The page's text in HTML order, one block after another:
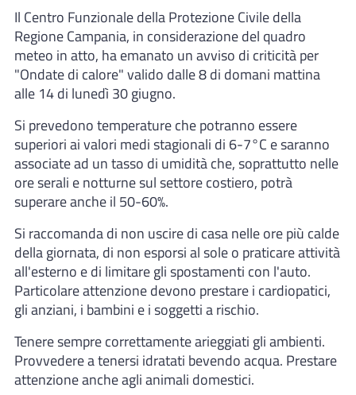
Il Centro Funzionale della Protezione Civile della
Regione Campania, in considerazione del quadro
meteo in atto, ha emanato un avviso di criticità per
"Ondate di calore" valido dalle 8 di domani mattina
alle 14 di lunedì 30 giugno.
Si prevedono temperature che potranno essere
superiori ai valori medi stagionali di 6-7°C e saranno
associate ad un tasso di umidità che, soprattutto nelle
ore serali e notturne sul settore costiero, potrà
superare anche il 50-60%.
Si raccomanda di non uscire di casa nelle ore più calde
della giornata, di non esporsi al sole o praticare attività
all'esterno e di limitare gli spostamenti con l'auto.
Particolare attenzione devono prestare i cardiopatici,
gli anziani, i bambini e i soggetti a rischio.
Tenere sempre correttamente arieggiati gli ambienti.
Provvedere a tenersi idratati bevendo acqua. Prestare
attenzione anche agli animali domestici.